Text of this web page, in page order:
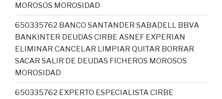
MOROSOS MOROSIDAD
650335762 BANCO SANTANDER SABADELL BBVA
BANKINTER DEUDAS CIRBE ASNEF EXPERIAN
ELIMINAR CANCELAR LIMPIAR QUITAR BORRAR
SACAR SALIR DE DEUDAS FICHEROS MOROSOS
MOROSIDAD
650335762 EXPERTO ESPECIALISTA CIRBE